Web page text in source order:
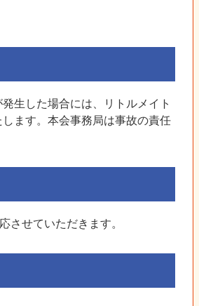
生した場合には、リトルメイト
ます。本会事務局は事故の責任
させていただきます。